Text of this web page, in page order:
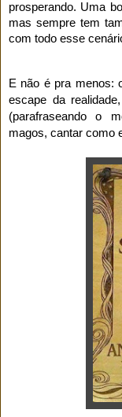
prosperando. Uma
mas sempre tem
com todo esse
E não é pra menos:
escape da
(parafraseando o
magos, cantar como